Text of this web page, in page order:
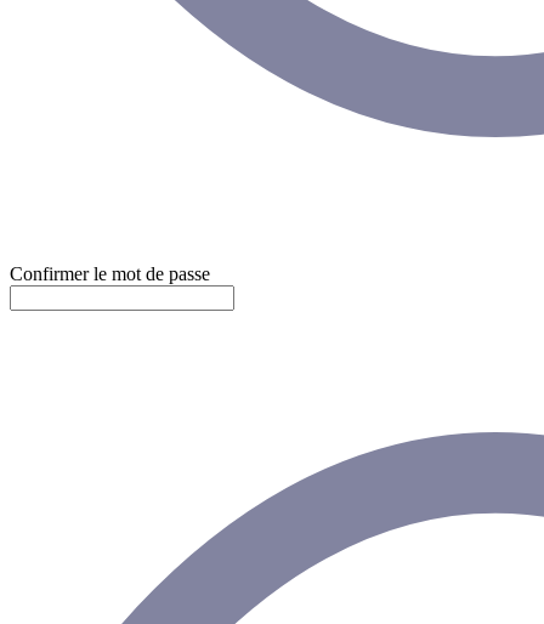
Confirmer le mot de passe